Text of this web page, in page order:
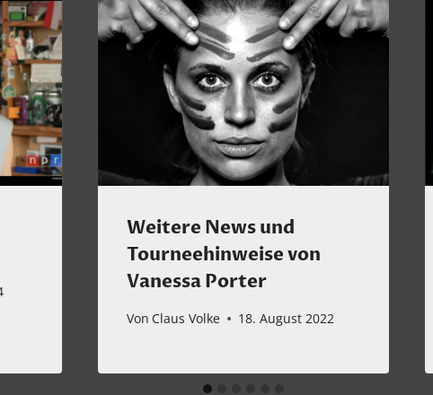
Weitere News und
Tourneehinweise von
Vanessa Porter
Von Claus Volke 18. August 2022